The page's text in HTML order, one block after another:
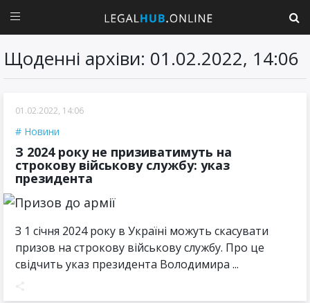
Щоденні архіви: 01.02.2022, 14:06
01.02.2022, 14:06
Новини
З 2024 року не призиватимуть на
строкову військову службу: указ
президента
З 1 січня 2024 року в Україні можуть скасувати
призов на строкову військову службу. Про це
свідчить указ президента Володимира ...